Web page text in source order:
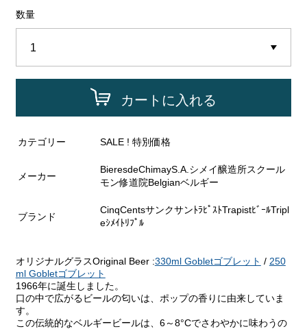
数量
カートに入れる
カテゴリー SALE ! 特別価格
メーカー
BieresdeChimayS.A.シメイ醸造所スクール
モン修道院Belgianベルギー
ブランド
CinqCentsサンクサンﾄﾗﾋﾟｽﾄTrapistﾋﾞｰﾙTripl
eｼﾒｲﾄﾘﾌﾟﾙ
オリジナルグラスOriginal Beer :330ml Gobletゴブレット / 250
ml Gobletゴブレット
1966年に誕生しました。
口の中で広がるビールの匂いは、ポップの香りに由来していま
す。
この伝統的なベルギービールは、6～8°Cでさわやかに味わうの